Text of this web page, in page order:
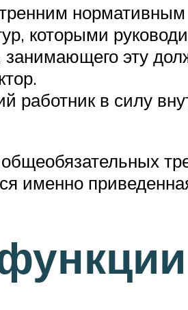
которыми
эту
работник в силу
именно